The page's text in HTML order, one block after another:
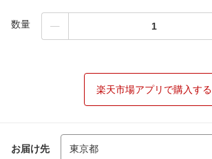
数量
楽天市場アプリで購入する
お届け先